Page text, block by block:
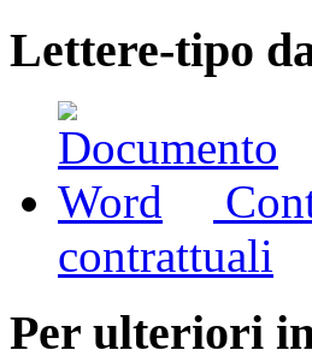
Lettere-tipo
contrattuali
Per ulteriori